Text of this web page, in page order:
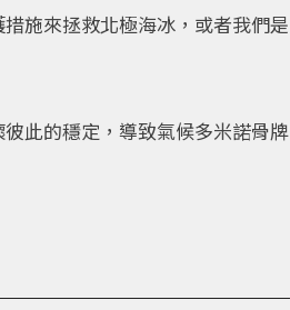
施來拯救北極海冰，或者我們是
此的穩定，導致氣候多米諾骨牌